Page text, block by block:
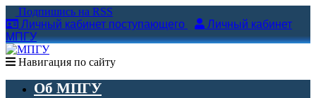
Подпишись на RSS
Личный кабинет поступающего
Личный кабинет
МПГУ
Навигация по сайту
Об МПГУ